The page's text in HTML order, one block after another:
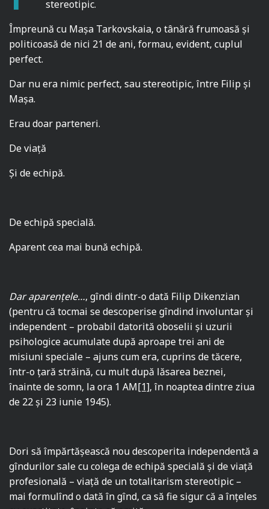
stereotipic.
Împreună cu Maşa Tarkovskaia, o tânără frumoasă şi
politicoasă de nici 21 de ani, formau, evident, cuplul
perfect.
Dar nu era nimic perfect, sau stereotipic, între Filip şi
Maşa.
Erau doar parteneri.
De viaţă
Şi de echipă.
De echipă specială.
Aparent cea mai bună echipă.
Dar aparenţele…, gîndi dintr-o dată Filip Dikenzian
(pentru că tocmai se descoperise gîndind involuntar şi
independent – probabil datorită oboselii şi uzurii
psihologice acumulate după aproape trei ani de
misiuni speciale – ajuns cum era, cuprins de tăcere,
într-o ţară străină, cu mult după lăsarea beznei,
înainte de somn, la ora 1 AM[1], în noaptea dintre ziua
de 22 şi 23 iunie 1945).
Dori să împărtășească nou descoperita independentă a
gîndurilor sale cu colega de echipă specială şi de viaţă
profesională – viaţă de un totalitarism stereotipic –
mai formulînd o dată în gînd, ca să fie sigur că a înţeles